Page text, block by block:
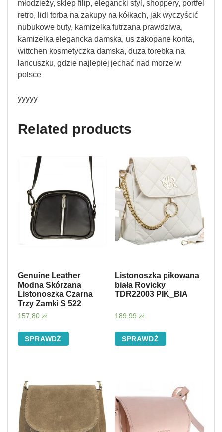
młodzieży, sklep filip, elegancki styl, shoppery, portfel
retro, lidl torba na zakupy na kółkach, jak wyczyścić
nubukowe buty, kamizelka futrzana prawdziwa,
kamizelka elegancka damska, us zakopane konta,
wittchen kosmetyczka damska, duza torebka na
lancuszku, gdzie najlepiej jechać nad morze w
polsce
yyyyy
Related products
Genuine Leather
Modna Skórzana
Listonoszka Czarna
Trzy Zamki S 522
157,80 zł
SPRAWDŹ
Listonoszka pikowana
biała Rovicky
TDR22003 PIK_BIA
189,99 zł
SPRAWDŹ